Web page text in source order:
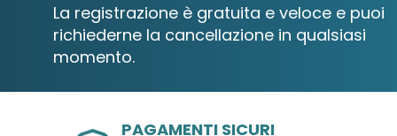
La registrazione è gratuita e veloce e puoi
richiederne la cancellazione in qualsiasi
momento.
PAGAMENTI SICURI